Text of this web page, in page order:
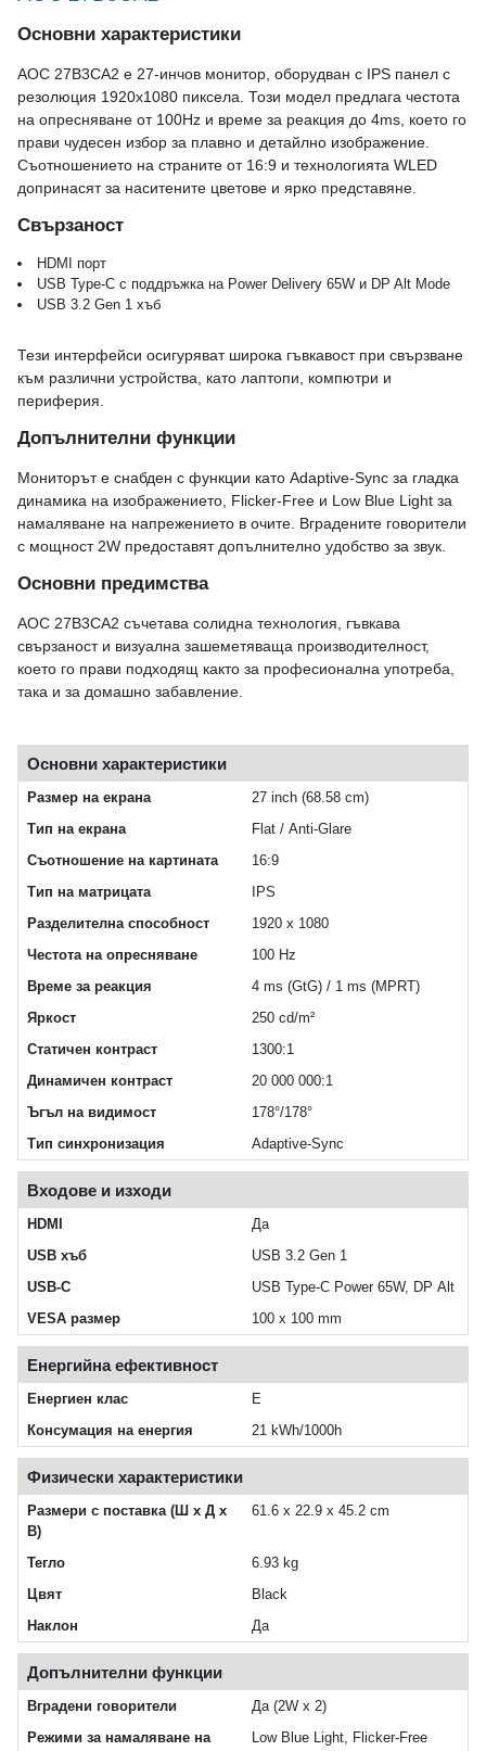
Основни характеристики
AOC 27B3CA2 е 27-инчов монитор, оборудван с IPS панел с
резолюция 1920x1080 пиксела. Този модел предлага честота
на опресняване от 100Hz и време за реакция до 4ms, което го
прави чудесен избор за плавно и детайлно изображение.
Съотношението на страните от 16:9 и технологията WLED
допринасят за наситените цветове и ярко представяне.
Свързаност
HDMI порт
USB Type-C с поддръжка на Power Delivery 65W и DP Alt Mode
USB 3.2 Gen 1 хъб
Тези интерфейси осигуряват широка гъвкавост при свързване
към различни устройства, като лаптопи, компютри и
периферия.
Допълнителни функции
Мониторът е снабден с функции като Adaptive-Sync за гладка
динамика на изображението, Flicker-Free и Low Blue Light за
намаляване на напрежението в очите. Вградените говорители
с мощност 2W предоставят допълнително удобство за звук.
Основни предимства
AOC 27B3CA2 съчетава солидна технология, гъвкава
свързаност и визуална зашеметяваща производителност,
което го прави подходящ както за професионална употреба,
така и за домашно забавление.
Основни характеристики
Размер на екрана
27 inch (68.58 cm)
Тип на екрана
Flat / Anti-Glare
Съотношение на картината
16:9
Тип на матрицата
IPS
Разделителна способност
1920 x 1080
Честота на опресняване
100 Hz
Време за реакция
4 ms (GtG) / 1 ms (MPRT)
Яркост
250 cd/m²
Статичен контраст
1300:1
Динамичен контраст
20 000 000:1
Ъгъл на видимост
178°/178°
Тип синхронизация
Adaptive-Sync
Входове и изходи
HDMI
Да
USB хъб
USB 3.2 Gen 1
USB-C
USB Type-C Power 65W, DP Alt
VESA размер
100 x 100 mm
Енергийна ефективност
Енергиен клас
Е
Консумация на енергия
21 kWh/1000h
Физически характеристики
Размери с поставка (Ш x Д x
В)
61.6 x 22.9 x 45.2 cm
Тегло
6.93 kg
Цвят
Black
Наклон
Да
Допълнителни функции
Вградени говорители
Да (2W x 2)
Режими за намаляване на
Low Blue Light, Flicker-Free